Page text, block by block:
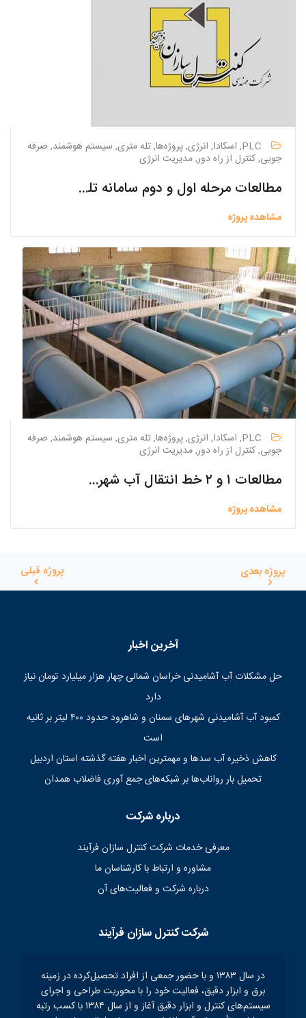
PLC, اسکادا, انرژی, پروژه‌ها, تله متری, سیستم هوشمند, صرفه
جویی, کنترل از راه دور, مدیریت انرژی
مطالعات مرحله اول و دوم سامانه تله متری تأسیسات آب شهر سلماس و مجتمع گلینان مهاباد
مشاهده پروژه
PLC, اسکادا, انرژی, پروژه‌ها, تله متری, سیستم هوشمند, صرفه
جویی, کنترل از راه دور, مدیریت انرژی
مطالعات ۱ و ۲ خط انتقال آب شهرک صنعتی تودشک
مشاهده پروژه
پروژه قبلی پروژه بعدی
آخرین اخبار
حل مشکلات آب آشامیدنی خراسان شمالی چهار هزار میلیارد تومان نیاز
دارد
کمبود آب آشامیدنی شهرهای سمنان و شاهرود حدود ۴۰۰ لیتر بر ثانیه
است
کاهش ذخیره آب سدها و مهمترین اخبار هفته گذشته استان اردبیل
تحمیل بار رواناب‌ها بر شبکه‌های جمع آوری فاضلاب همدان
درباره شرکت
معرفی خدمات شرکت کنترل سازان فرآیند
مشاوره و ارتباط با کارشناسان ما
درباره شرکت و فعالیت‌های آن
شرکت کنترل سازان فرآیند
در سال ۱۳۸۳ و با حضور جمعی از افراد تحصیل‌کرده در زمینه
برق و ابزار دقیق، فعالیت خود را با محوریت طراحی و اجرای
سیستم‌های کنترل و ابزار دقیق آغاز و از سال ۱۳۸۴ با کسب رتبه